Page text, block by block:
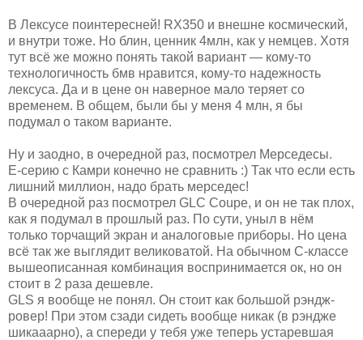
В Лексусе поинтересней! RX350 и внешне космический,
и внутри тоже. Но блин, ценник 4млн, как у немцев. Хотя
тут всё же можно понять такой вариант — кому-то
технологичность бмв нравится, кому-то надежность
лексуса. Да и в цене он наверное мало теряет со
временем. В общем, были бы у меня 4 млн, я бы
подумал о таком варианте.
Ну и заодно, в очередной раз, посмотрел Мерседесы.
Е-серию с Камри конечно не сравнить :) Так что если есть
лишний миллион, надо брать мерседес!
В очередной раз посмотрел GLC Coupe, и он не так плох,
как я подумал в прошлый раз. По сути, уныл в нём
только торчащий экран и аналоговые приборы. Но цена
всё так же выглядит великоватой. На обычном С-классе
вышеописанная комбинация воспринимается ок, но он
стоит в 2 раза дешевле.
GLS я вообще не понял. Он стоит как большой рэндж-
ровер! При этом сзади сидеть вообще никак (в рэндже
шикааарно), а спереди у тебя уже теперь устаревшая